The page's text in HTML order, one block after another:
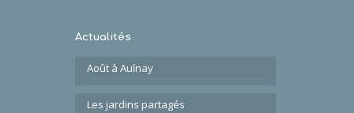
Actualités
Août à Aulnay
Les jardins partagés